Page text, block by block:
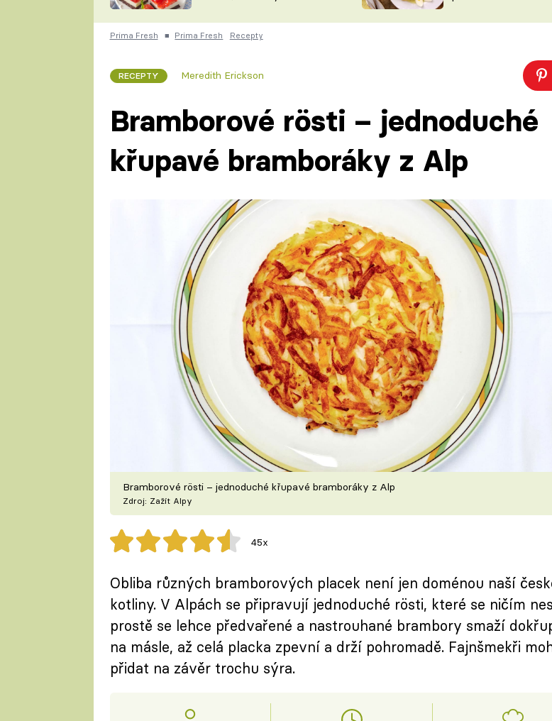
ČESKO NA TALÍŘI
KUCHAŘKA
VYCHYTÁVKY
Prima Fresh ■ Prima Fresh Recepty
RECEPTY Meredith Erickson
Bramborové rösti – jednoduché
křupavé bramboráky z Alp
Bramborové rösti – jednoduché křupavé bramboráky z Alp
Zdroj: Zažít Alpy
45x
Obliba různých bramborových placek není jen doménou naší
kotliny. V Alpách se připravují jednoduché rösti, které se ničím
prostě se lehce předvařené a nastrouhané brambory smaží
na másle, až celá placka zpevní a drží pohromadě. Fajnšmekři
přidat na závěr trochu sýra.